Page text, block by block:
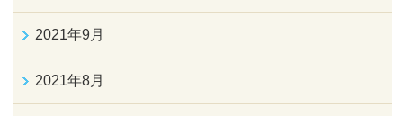
2021年9月
2021年8月